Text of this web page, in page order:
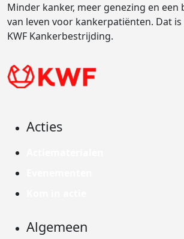
Minder kanker, meer genezing en
van leven voor kankerpatiënten. Dat
KWF Kankerbestrijding.
Acties
Algemeen